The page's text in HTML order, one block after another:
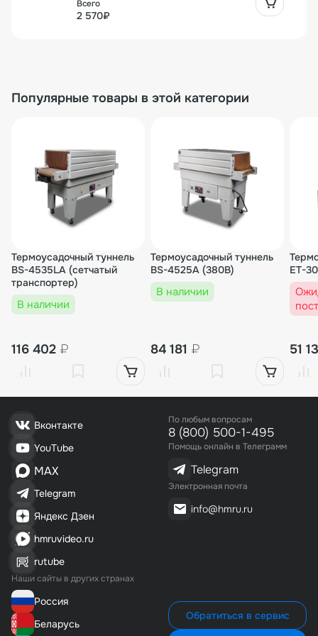
горловину/корпус бутыли на пищевых и непищевых
производствах.
свяжитесь с нашим отделом продаж.
2 570₽
Популярные товары в этой категории
Термоусадочный туннель
BS-4535LA (сетчатый
транспортер)
В наличии
116 402 ₽
Термоусадочный туннель
BS-4525A (380В)
В наличии
84 181 ₽
ET-
51
Вконтакте
YouTube
MAX
Telegram
Яндекс Дзен
hmruvideo.ru
rutube
Наши сайты в других странах
Россия
Беларусь
По любым вопросам
8 (800) 500-1-495
Помощь онлайн в Телеграмм
Telegram
Электронная почта
info@hmru.ru
Обратиться в сервис